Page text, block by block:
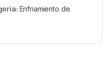
Enfriamiento de